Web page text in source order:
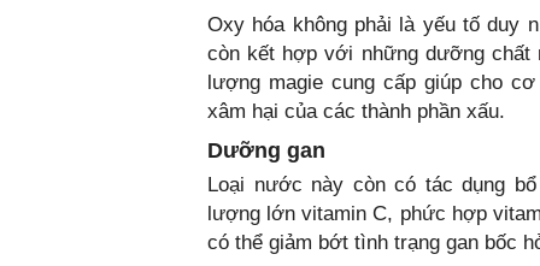
Oxy hóa không phải là yếu tố duy
còn kết hợp với những dưỡng chất
lượng magie cung cấp giúp cho
xâm hại của các thành phần xấu.
Dưỡng gan
Loại nước này còn có tác dụng
lượng lớn vitamin C, phức hợp
có thể giảm bớt tình trạng gan bốc